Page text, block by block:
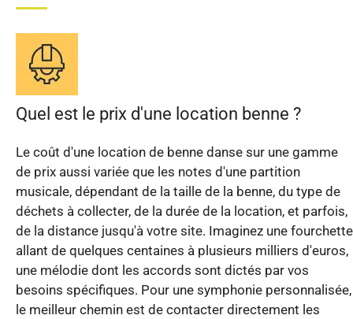
Quel est le prix d'une location benne ?
Le coût d'une location de benne danse sur une gamme
de prix aussi variée que les notes d'une partition
musicale, dépendant de la taille de la benne, du type de
déchets à collecter, de la durée de la location, et parfois,
de la distance jusqu'à votre site. Imaginez une fourchette
allant de quelques centaines à plusieurs milliers d'euros,
une mélodie dont les accords sont dictés par vos
besoins spécifiques. Pour une symphonie personnalisée,
le meilleur chemin est de contacter directement les